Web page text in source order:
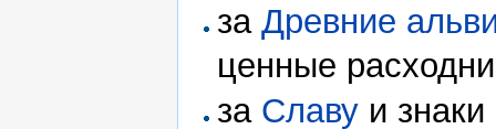
заДревние
ценные
за Славу и